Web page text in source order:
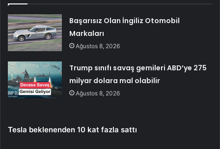
Başarısız Olan İngiliz Otomobil
Markaları
Ağustos 8, 2026
Trump sınıfı savaş gemileri ABD’ye 275
milyar dolara mal olabilir
Ağustos 8, 2026
Tesla beklenenden 10 kat fazla sattı